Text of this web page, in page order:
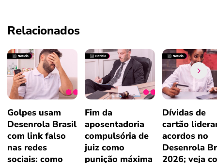
Relacionados
Golpes usam
Desenrola Brasil
com link falso
nas redes
sociais: como
Fim da
aposentadoria
compulsória de
juiz como
punição máxima
Dívidas de
cartão
acordos no
Desenrola
2026; veja